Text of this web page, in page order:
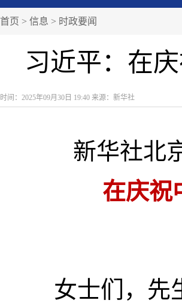
首页 > 信息 > 时政要闻
习近平：在
时间：2025年09月30日 19:40 来源：新华社
新华社北
在庆祝
女士们，先